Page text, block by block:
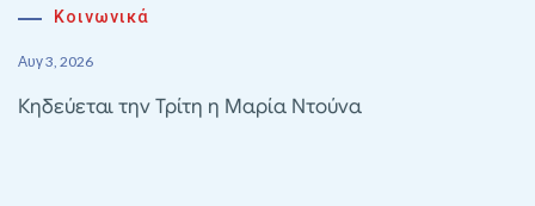
Κοινωνικά
Αυγ 3, 2026
Κηδεύεται την Τρίτη η Μαρία Ντούνα